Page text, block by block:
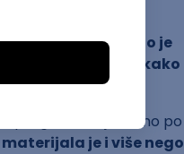
naučim jednom i to je
učenje kako
programiranje samo po
je i više nego